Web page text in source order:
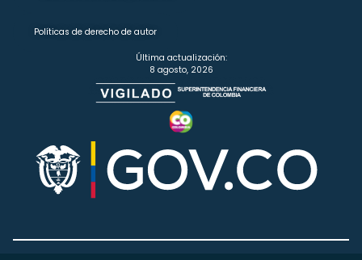
Políticas de derecho de autor
Última actualización:
8 agosto, 2026